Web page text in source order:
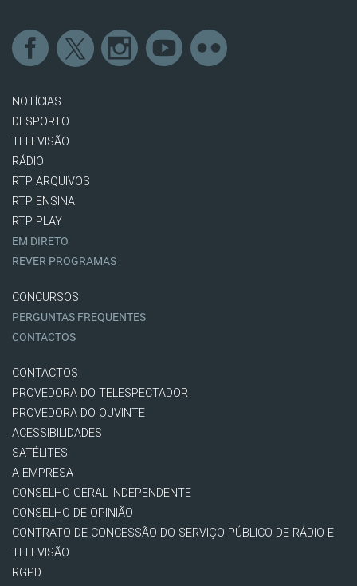
NOTÍCIAS
DESPORTO
TELEVISÃO
RÁDIO
RTP ARQUIVOS
RTP ENSINA
RTP PLAY
EM DIRETO
REVER PROGRAMAS
CONCURSOS
PERGUNTAS FREQUENTES
CONTACTOS
CONTACTOS
PROVEDORA DO TELESPECTADOR
PROVEDORA DO OUVINTE
ACESSIBILIDADES
SATÉLITES
A EMPRESA
CONSELHO GERAL INDEPENDENTE
CONSELHO DE OPINIÃO
CONTRATO DE CONCESSÃO DO SERVIÇO PÚBLICO DE RÁDIO E
TELEVISÃO
RGPD